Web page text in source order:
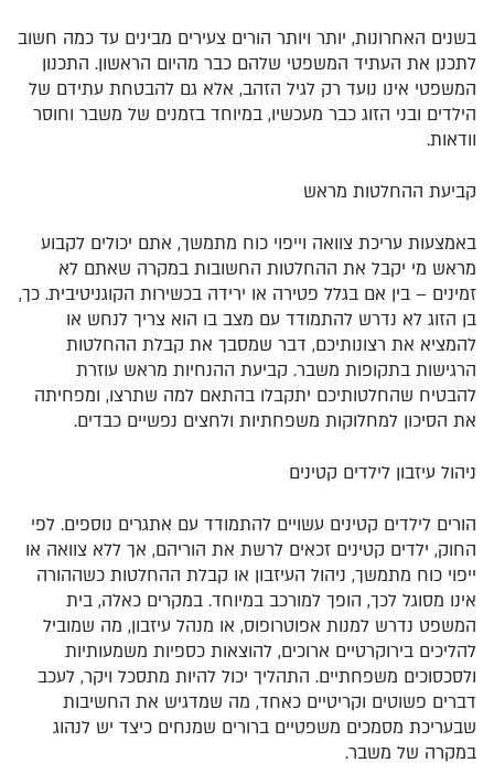
בשנים האחרונות, יותר ויותר הורים צעירים מבינים עד כמה חשוב
לתכנן את העתיד המשפטי שלהם כבר מהיום הראשון. התכנון
המשפטי אינו נועד רק לגיל הזהב, אלא גם להבטחת עתידם של
הילדים ובני הזוג כבר מעכשיו, במיוחד בזמנים של משבר וחוסר
וודאות.
קביעת ההחלטות מראש
באמצעות עריכת צוואה וייפוי כוח מתמשך, אתם יכולים לקבוע
מראש מי יקבל את ההחלטות החשובות במקרה שאתם לא
זמינים – בין אם בגלל פטירה או ירידה בכשירות הקוגניטיבית. כך,
בן הזוג לא נדרש להתמודד עם מצב בו הוא צריך לנחש או
להמציא את רצונותיכם, דבר שמסבך את קבלת ההחלטות
הרגישות בתקופות משבר. קביעת ההנחיות מראש עוזרת
להבטיח שהחלטותיכם יתקבלו בהתאם למה שתרצו, ומפחיתה
את הסיכון למחלוקות משפחתיות ולחצים נפשיים כבדים.
ניהול עיזבון לילדים קטינים
הורים לילדים קטינים עשויים להתמודד עם אתגרים נוספים. לפי
החוק, ילדים קטינים זכאים לרשת את הוריהם, אך ללא צוואה או
ייפוי כוח מתמשך, ניהול העיזבון או קבלת ההחלטות כשההורה
אינו מסוגל לכך, הופך למורכב במיוחד. במקרים כאלה, בית
המשפט נדרש למנות אפוטרופוס, או מנהל עיזבון, מה שמוביל
להליכים בירוקרטיים ארוכים, להוצאות כספיות משמעותיות
ולסכסוכים משפחתיים. התהליך יכול להיות מתסכל ויקר, לעכב
דברים פשוטים וקריטיים כאחד, מה שמדגיש את החשיבות
שבעריכת מסמכים משפטיים ברורים שמנחים כיצד יש לנהוג
במקרה של משבר.